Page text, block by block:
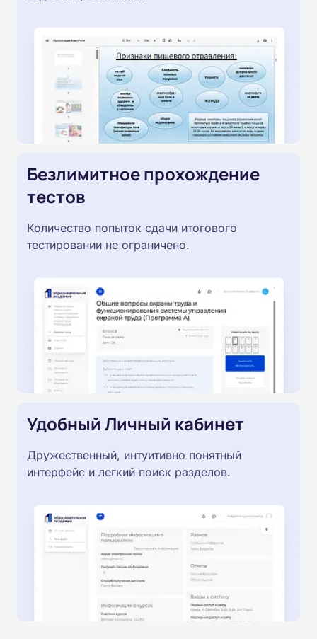
Безлимитное прохождение
тестов
Количество попыток сдачи итогового
тестировании не ограничено.
Удобный Личный кабинет
Дружественный, интуитивно понятный
интерфейс и легкий поиск разделов.